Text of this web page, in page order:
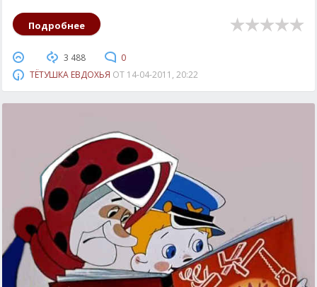
Подробнее
3 488
0
ТЁТУШКА ЕВДОХЬЯ ОТ 14-04-2011, 20:22